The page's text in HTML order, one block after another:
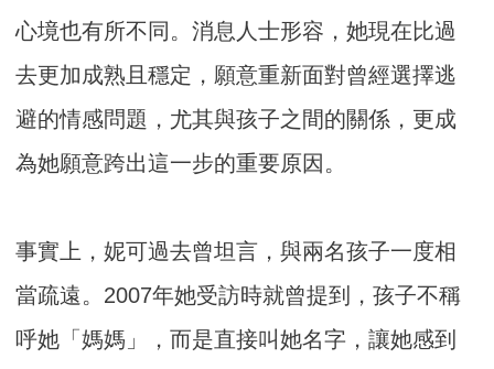
心境也有所不同。消息人士形容，她現在比過
去更加成熟且穩定，願意重新面對曾經選擇逃
避的情感問題，尤其與孩子之間的關係，更成
為她願意跨出這一步的重要原因。
事實上，妮可過去曾坦言，與兩名孩子一度相
當疏遠。2007年她受訪時就曾提到，孩子不稱
呼她「媽媽」，而是直接叫她名字，讓她感到